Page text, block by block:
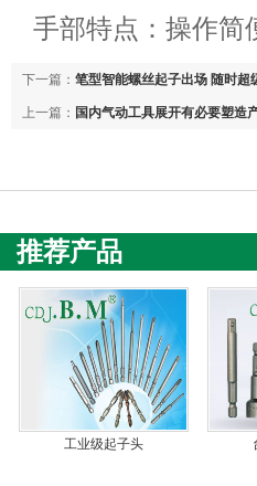
手部特点：操作简
下一篇： 笔型智能螺丝起子出场 随时超
上一篇： 国内气动工具展开有必要塑造
推荐产品
工业级起子头